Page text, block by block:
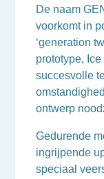
De naam
voorkomt in
‘generation
prototype,
succesvolle
ontwerp
Gedurende
ingrijpende
speciaal